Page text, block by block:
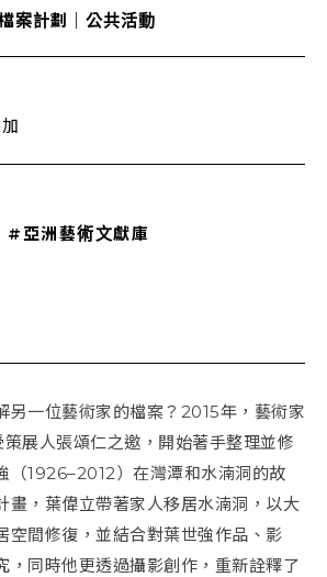
案計劃｜公共活動
#亞洲藝術文獻庫
另一位藝術家的檔案？2015年，藝術家
展人張頌仁之邀，開始著手整理並修
（1926–2012）在灣潭和水湳洞的故
畫，葉偉立帶著家人移居水湳洞，以大
空間修復，並結合對葉世強作品、影
，同時他更透過攝影創作，重新詮釋了